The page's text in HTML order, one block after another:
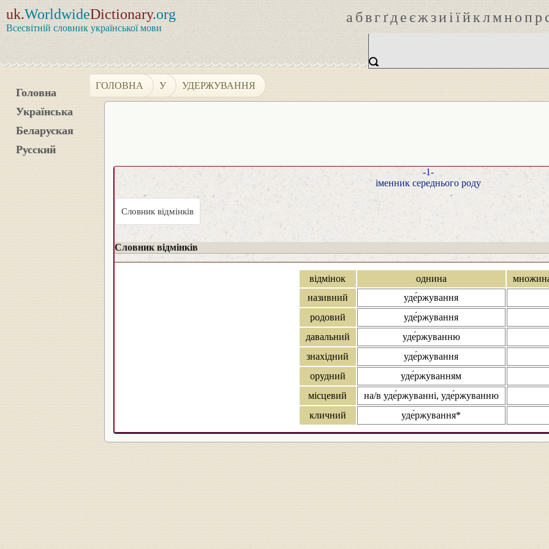
uk.WorldwideDictionary.org
Всесвітній словник української мови
абвгґдеєжзиіїйклмнопр
Головна
Українська
Беларуская
Русский
ГОЛОВНА У УДЕРЖУВАННЯ
-1-
іменник середнього роду
Словник відмінків
Словник відмінків
відмінок однина
називний
уде́ржування
родовий
уде́ржування
давальний
уде́ржуванню
знахідний
уде́ржування
орудний
уде́ржуванням
місцевий
на/в уде́ржуванні, уде́ржуванню
кличний
уде́ржування*